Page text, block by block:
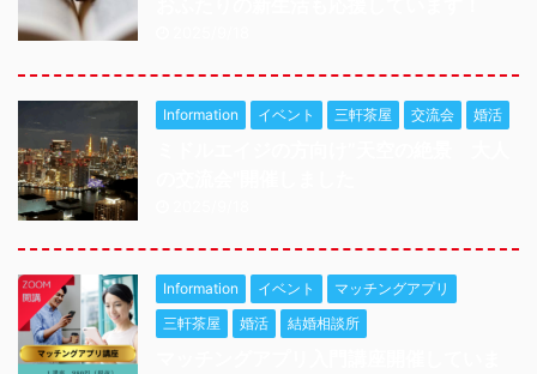
Information イベント 三軒茶屋 交流会 婚活
Information イベント
マッチングアプリ
三軒茶屋
婚活 結婚相談所